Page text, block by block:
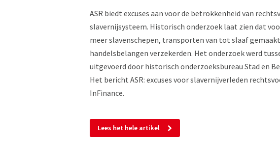
ASR biedt excuses aan voor de betrokkenheid van
slavernijsysteem. Historisch onderzoek laat zien dat
meer slavenschepen, transporten van tot slaaf
handelsbelangen verzekerden. Het onderzoek werd
uitgevoerd door historisch onderzoeksbureau Stad en
Het bericht ASR: excuses voor slavernijverleden
InFinance.
Lees het hele artikel